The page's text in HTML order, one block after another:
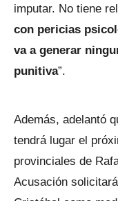
imputar. No tiene
con pericias
va a generar
punitiva”.
Además, adelantó
tendrá lugar el
provinciales de
Acusación